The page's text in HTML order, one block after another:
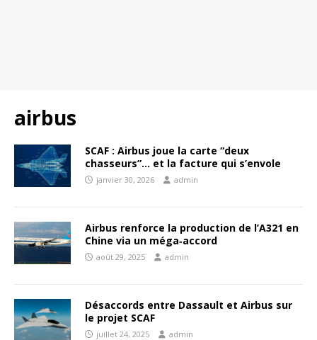
airbus
SCAF : Airbus joue la carte “deux
chasseurs”… et la facture qui s’envole
janvier 30, 2026 admin
Airbus renforce la production de l’A321 en
Chine via un méga‑accord
août 29, 2025 admin
Désaccords entre Dassault et Airbus sur
le projet SCAF
juillet 24, 2025 admin